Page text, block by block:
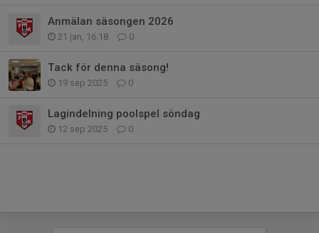
Anmälan säsongen 2026
21 jan, 16:18 0
Tack för denna säsong!
19 sep 2025 0
Lagindelning poolspel söndag
12 sep 2025 0